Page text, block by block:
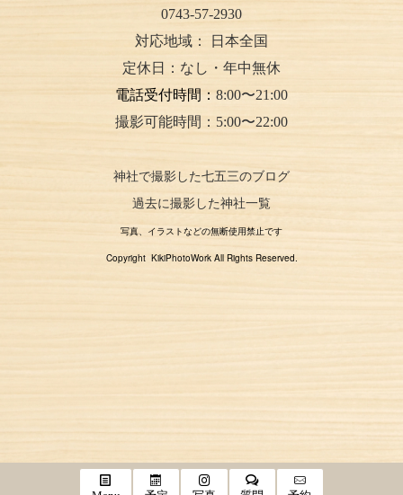
0743-57-2930
対応地域：
日本全国
定休日：なし・年中無休
電話受付時間： 8:00〜21:00
撮影可能時間：5:00〜22:00
神社で撮影した七五三のブログ
過去に撮影した神社一覧
写真、イラストなどの無断使用禁止です
Copyright KikiPhotoWork All Rights Reserved.